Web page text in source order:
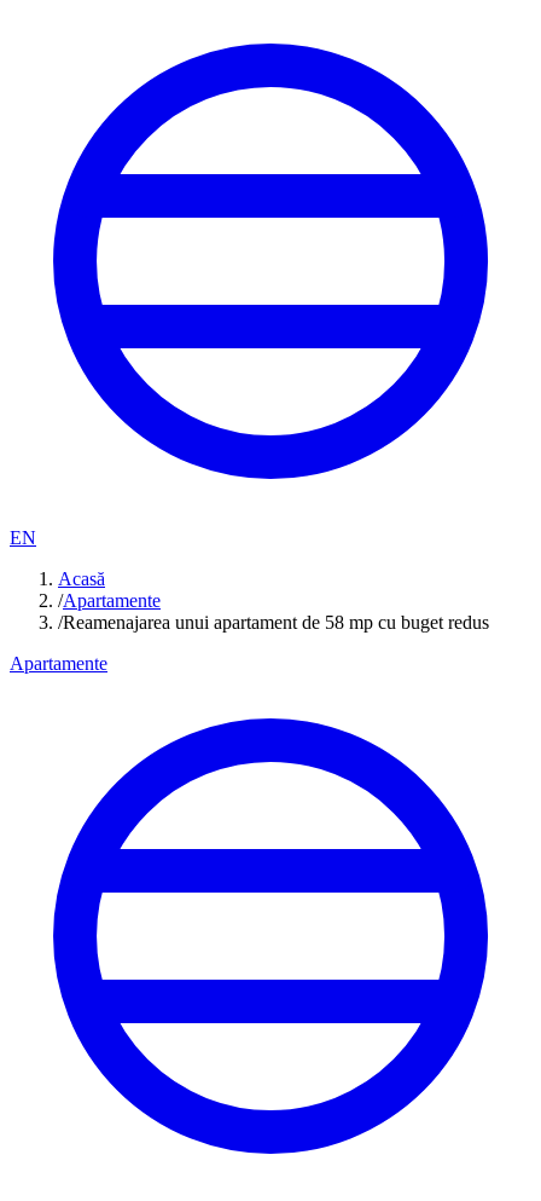
EN
Acasă
/Apartamente
/Reamenajarea unui apartament de 58 mp cu buget redus
Apartamente